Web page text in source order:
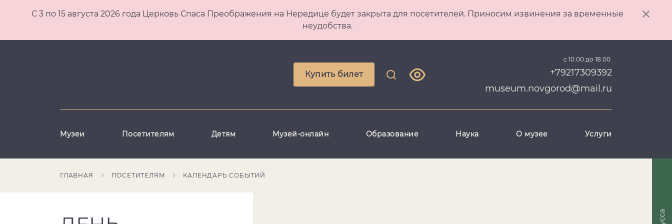
С 3 по 15 августа 2026 года Церковь Спаса Преображения на Нередице будет закрыта для посетителей. Приносим извинения за временные
неудобства.
Купить билет
с 10.00 до 18.00.
+79217309392
museum.novgorod@mail.ru
Музеи Посетителям Детям Музей-онлайн Образование Наука О музее Услуги
ГЛАВНАЯ ПОСЕТИТЕЛЯМ КАЛЕНДАРЬ СОБЫТИЙ